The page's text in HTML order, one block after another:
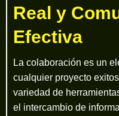
Real y
Efectiva
La colaboración es un
cualquier proyecto
variedad de
el intercambio de